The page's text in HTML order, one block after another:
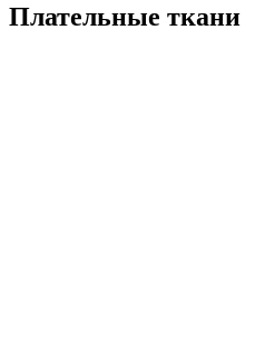
Плательные ткани